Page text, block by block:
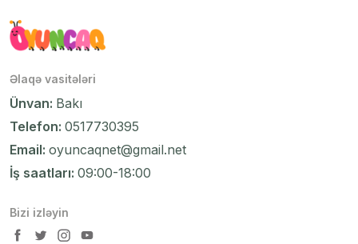
Əlaqə vasitələri
Ünvan: Bakı
Telefon: 0517730395
Email: oyuncaqnet@gmail.net
İş saatları: 09:00-18:00
Bizi izləyin